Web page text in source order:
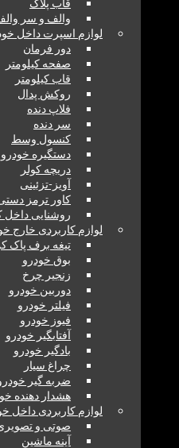
قاب پلاک
والف و سر
لوازم اسپرت داخل
دور فرمان
صفحه کیلومتر
قاب کیلومتر
روکش پدال
فلاپ دنده
سر دنده
کنسول وسط
دستگیره خودرو
دریچه کولر
آویز-تزئینی
کاور ترمز
روشنایی داخل
لوازم کاربردی خارج
تیغه برف پاک
بوق خودرو
زنجیر چرخ
دوربین خودرو
فیلتر خودرو
فیوز خودرو
آفتابگیر خودرو
بادگیر خودرو
چراغ سیار
ضربه گیر
هشدار دهنده
لوازم کاربردی داخل
صوتی و
آینه ماشین